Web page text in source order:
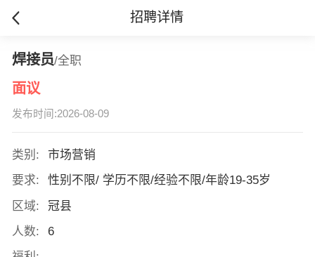
招聘详情
焊接员/全职
面议
发布时间:2026-08-09
类别:
市场营销
要求:
性别不限/ 学历不限/经验不限/年龄19-35岁
区域:
冠县
人数:
6